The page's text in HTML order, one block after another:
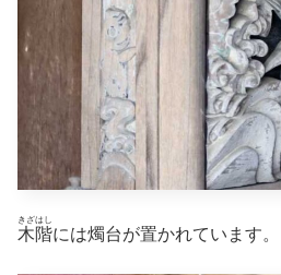
木階
きざはし
には燭台が置かれています。